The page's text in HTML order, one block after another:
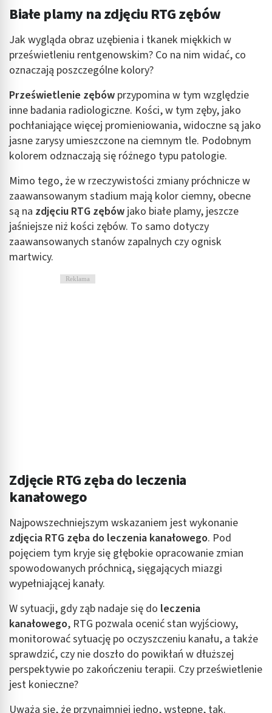
Białe plamy na zdjęciu RTG zębów
Jak wygląda obraz uzębienia i tkanek miękkich w
prześwietleniu rentgenowskim? Co na nim widać, co
oznaczają poszczególne kolory?
Prześwietlenie zębów przypomina w tym względzie
inne badania radiologiczne. Kości, w tym zęby, jako
pochłaniające więcej promieniowania, widoczne są jako
jasne zarysy umieszczone na ciemnym tle. Podobnym
kolorem odznaczają się różnego typu patologie.
Mimo tego, że w rzeczywistości zmiany próchnicze w
zaawansowanym stadium mają kolor ciemny, obecne
są na zdjęciu RTG zębów jako białe plamy, jeszcze
jaśniejsze niż kości zębów. To samo dotyczy
zaawansowanych stanów zapalnych czy ognisk
martwicy.
Reklama
Zdjęcie RTG zęba do leczenia
kanałowego
Najpowszechniejszym wskazaniem jest wykonanie
zdjęcia RTG zęba do leczenia kanałowego. Pod
pojęciem tym kryje się głębokie opracowanie zmian
spowodowanych próchnicą, sięgających miazgi
wypełniającej kanały.
W sytuacji, gdy ząb nadaje się do leczenia
kanałowego, RTG pozwala ocenić stan wyjściowy,
monitorować sytuację po oczyszczeniu kanału, a także
sprawdzić, czy nie doszło do powikłań w dłuższej
perspektywie po zakończeniu terapii. Czy prześwietlenie
jest konieczne?
Uważa się, że przynajmniej jedno, wstępne, tak.
Wykorzystywanie ograniczonych danych do
wyboru treści
Użycie dokładnych danych geolokalizacyjnych
Identyfikowanie urządzeń na podstawie
aktywnie żądanych informacji
Cele przetwarzania inne niż IAB:
Niezbędne
Wydajność (Performance)
Reklama / śledzenie